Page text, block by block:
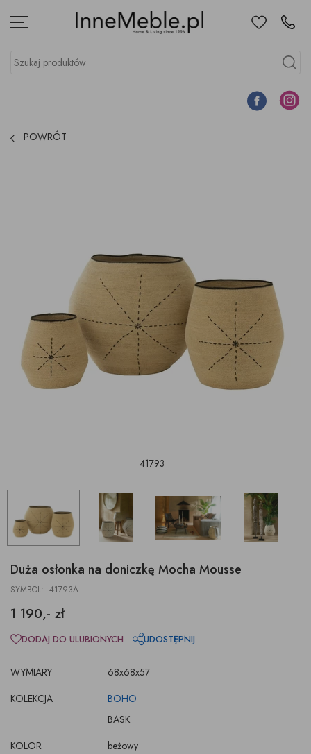
Menu UlubioneKontakt
Szukaj produktów
Szukaj
Facebook
POWRÓT
41793
Duża osłonka na doniczkę Mocha Mousse
SYMBOL: 41793A
1 190,- zł
WYMIARY
68x68x57
KOLEKCJA
BOHO
BASK
KOLOR
beżowy
DODAJ DO ULUBIONYCH UDOSTĘPNIJ